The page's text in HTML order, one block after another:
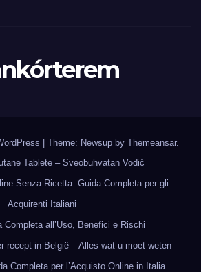
Theme: Newsup by Themeansar.
Tablete – Sveobuhvatan Vodič
Senza Ricetta: Guida Completa per gli
Acquirenti Italiani
Completa all’Uso, Benefici e Rischi
recept in België – Alles wat u moet weten
Completa per l’Acquisto Online in Italia